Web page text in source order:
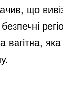
що
вагітна,